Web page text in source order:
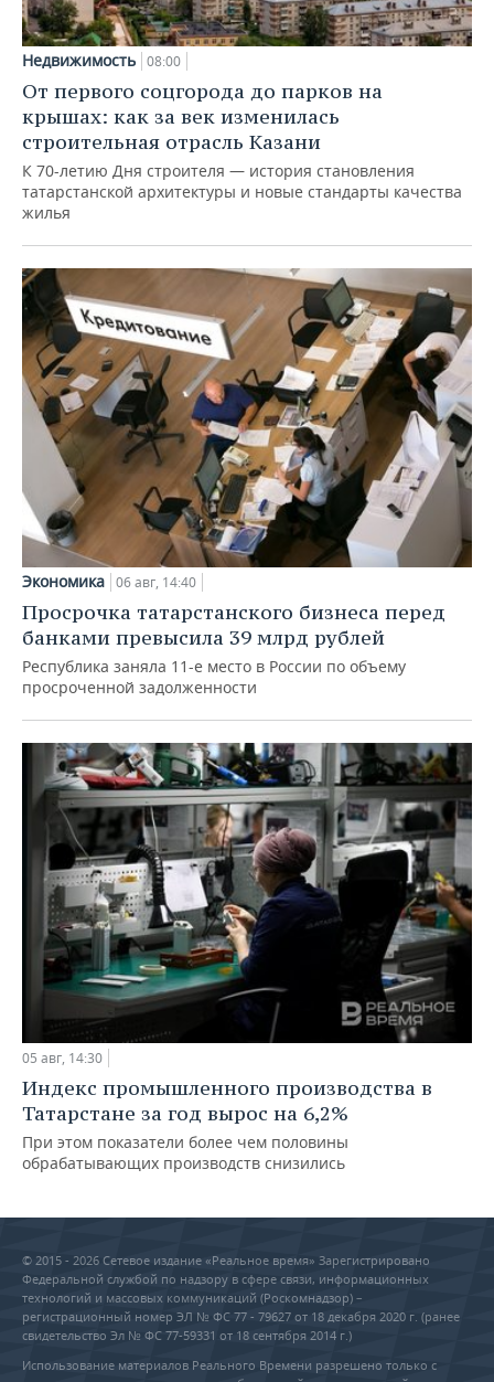
Недвижимость 08:00
От первого соцгорода до парков на
крышах: как за век изменилась
строительная отрасль Казани
К 70-летию Дня строителя — история становления
татарстанской архитектуры и новые стандарты качества
жилья
Экономика 06 авг, 14:40
Просрочка татарстанского бизнеса перед
банками превысила 39 млрд рублей
Республика заняла 11-е место в России по объему
просроченной задолженности
05 авг, 14:30
Индекс промышленного производства в
Татарстане за год вырос на 6,2%
При этом показатели более чем половины
обрабатывающих производств снизились
© 2015 - 2026 Сетевое издание «Реальное время» Зарегистрировано
Федеральной службой по надзору в сфере связи, информационных
технологий и массовых коммуникаций (Роскомнадзор) –
регистрационный номер ЭЛ № ФС 77 - 79627 от 18 декабря 2020 г. (ранее
свидетельство Эл № ФС 77-59331 от 18 сентября 2014 г.)
Использование материалов Реального Времени разрешено только с